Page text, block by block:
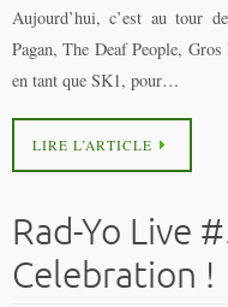
Aujourd’hui, c’est au tour
Pagan, The Deaf People,
en tant que SK1, pour…
LIRE L’ARTICLE
Rad-Yo Live
Celebration !